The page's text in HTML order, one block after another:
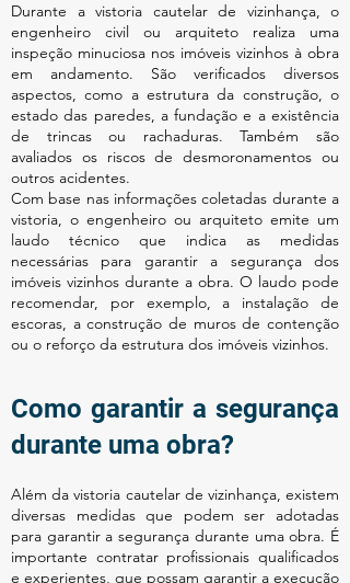
Durante a vistoria cautelar de vizinhança, o
engenheiro civil ou arquiteto realiza uma
inspeção minuciosa nos imóveis vizinhos à obra
em andamento. São verificados diversos
aspectos, como a estrutura da construção, o
estado das paredes, a fundação e a existência
de trincas ou rachaduras. Também são
avaliados os riscos de desmoronamentos ou
outros acidentes.
Com base nas informações coletadas durante a
vistoria, o engenheiro ou arquiteto emite um
laudo técnico que indica as medidas
necessárias para garantir a segurança dos
imóveis vizinhos durante a obra. O laudo pode
recomendar, por exemplo, a instalação de
escoras, a construção de muros de contenção
ou o reforço da estrutura dos imóveis vizinhos.
Como garantir a segurança
durante uma obra?
Além da vistoria cautelar de vizinhança, existem
diversas medidas que podem ser adotadas
para garantir a segurança durante uma obra. É
importante contratar profissionais qualificados
e experientes, que possam garantir a execução